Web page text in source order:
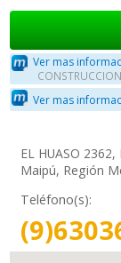
Ver mas
CONSTRUCCION
Ver mas
EL HUASO
Maipú, Región
Teléfono(s):